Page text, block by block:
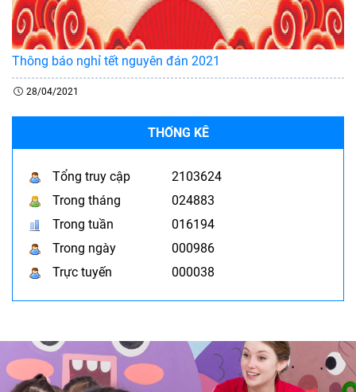
Thông báo nghỉ tết nguyên đán 2021
28/04/2021
THỐNG KÊ
Tổng truy cập
2103624
Trong tháng
024883
Trong tuần
016194
Trong ngày
000986
Trực tuyến
000038